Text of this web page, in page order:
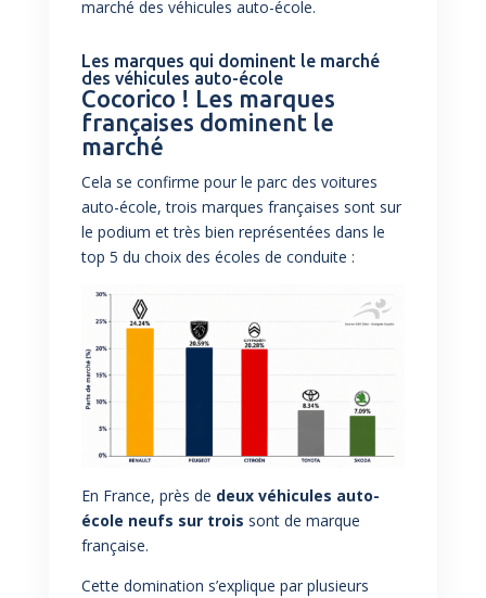
marché des véhicules auto-école.
Les marques qui dominent le marché
des véhicules auto-école
Cocorico ! Les marques
françaises dominent le
marché
Cela se confirme pour le parc des voitures
auto-école, trois marques françaises sont sur
le podium et très bien représentées dans le
top 5 du choix des écoles de conduite :
En France, près de deux véhicules auto-
école neufs sur trois sont de marque
française.
Cette domination s’explique par plusieurs